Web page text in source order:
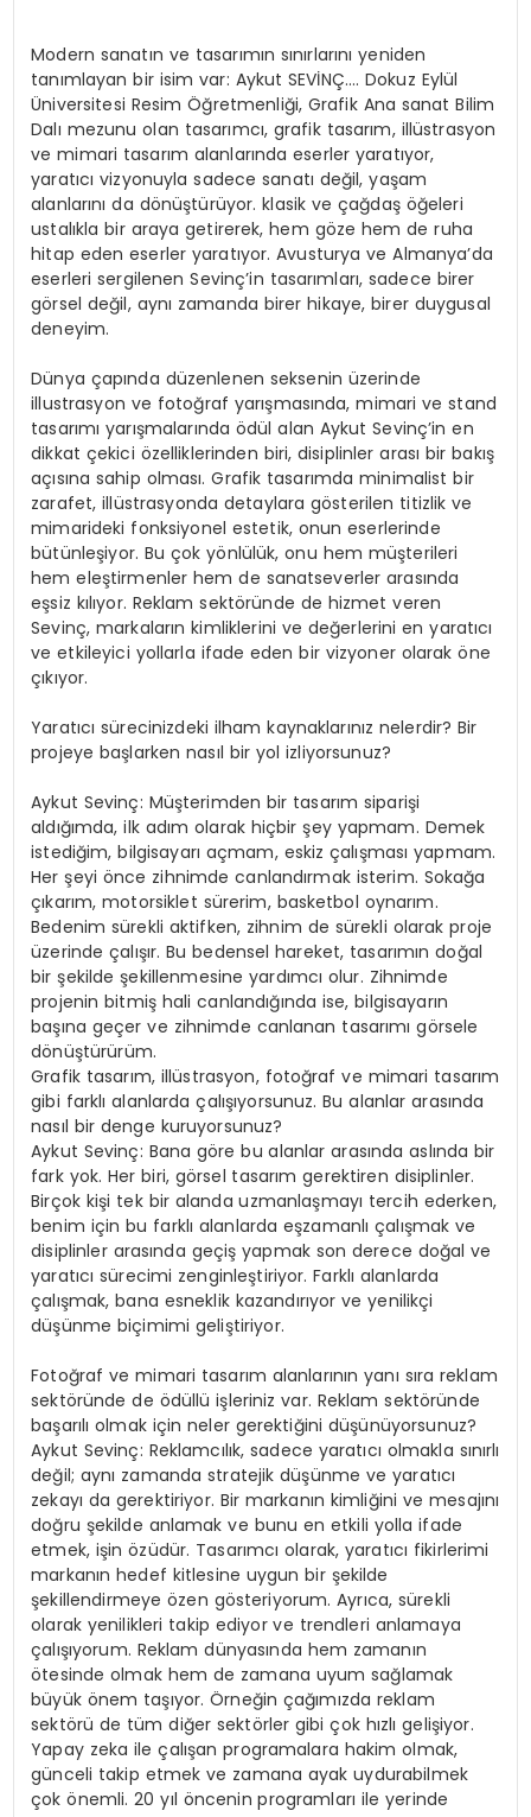
Modern sanatın ve tasarımın sınırlarını yeniden
tanımlayan bir isim var: Aykut SEVİNÇ…. Dokuz Eylül
Üniversitesi Resim Öğretmenliği, Grafik Ana sanat Bilim
Dalı mezunu olan tasarımcı, grafik tasarım, illüstrasyon
ve mimari tasarım alanlarında eserler yaratıyor,
yaratıcı vizyonuyla sadece sanatı değil, yaşam
alanlarını da dönüştürüyor. klasik ve çağdaş öğeleri
ustalıkla bir araya getirerek, hem göze hem de ruha
hitap eden eserler yaratıyor. Avusturya ve Almanya’da
eserleri sergilenen Sevinç’in tasarımları, sadece birer
görsel değil, aynı zamanda birer hikaye, birer duygusal
deneyim.
Dünya çapında düzenlenen seksenin üzerinde
illustrasyon ve fotoğraf yarışmasında, mimari ve stand
tasarımı yarışmalarında ödül alan Aykut Sevinç’in en
dikkat çekici özelliklerinden biri, disiplinler arası bir bakış
açısına sahip olması. Grafik tasarımda minimalist bir
zarafet, illüstrasyonda detaylara gösterilen titizlik ve
mimarideki fonksiyonel estetik, onun eserlerinde
bütünleşiyor. Bu çok yönlülük, onu hem müşterileri
hem eleştirmenler hem de sanatseverler arasında
eşsiz kılıyor. Reklam sektöründe de hizmet veren
Sevinç, markaların kimliklerini ve değerlerini en yaratıcı
ve etkileyici yollarla ifade eden bir vizyoner olarak öne
çıkıyor.
Yaratıcı sürecinizdeki ilham kaynaklarınız nelerdir? Bir
projeye başlarken nasıl bir yol izliyorsunuz?
Aykut Sevinç: Müşterimden bir tasarım siparişi
aldığımda, ilk adım olarak hiçbir şey yapmam. Demek
istediğim, bilgisayarı açmam, eskiz çalışması yapmam.
Her şeyi önce zihnimde canlandırmak isterim. Sokağa
çıkarım, motorsiklet sürerim, basketbol oynarım.
Bedenim sürekli aktifken, zihnim de sürekli olarak proje
üzerinde çalışır. Bu bedensel hareket, tasarımın doğal
bir şekilde şekillenmesine yardımcı olur. Zihnimde
projenin bitmiş hali canlandığında ise, bilgisayarın
başına geçer ve zihnimde canlanan tasarımı görsele
dönüştürürüm.
Grafik tasarım, illüstrasyon, fotoğraf ve mimari tasarım
gibi farklı alanlarda çalışıyorsunuz. Bu alanlar arasında
nasıl bir denge kuruyorsunuz?
Aykut Sevinç: Bana göre bu alanlar arasında aslında bir
fark yok. Her biri, görsel tasarım gerektiren disiplinler.
Birçok kişi tek bir alanda uzmanlaşmayı tercih ederken,
benim için bu farklı alanlarda eşzamanlı çalışmak ve
disiplinler arasında geçiş yapmak son derece doğal ve
yaratıcı sürecimi zenginleştiriyor. Farklı alanlarda
çalışmak, bana esneklik kazandırıyor ve yenilikçi
düşünme biçimimi geliştiriyor.
Fotoğraf ve mimari tasarım alanlarının yanı sıra reklam
sektöründe de ödüllü işleriniz var. Reklam sektöründe
başarılı olmak için neler gerektiğini düşünüyorsunuz?
Aykut Sevinç: Reklamcılık, sadece yaratıcı olmakla sınırlı
değil; aynı zamanda stratejik düşünme ve yaratıcı
zekayı da gerektiriyor. Bir markanın kimliğini ve mesajını
doğru şekilde anlamak ve bunu en etkili yolla ifade
etmek, işin özüdür. Tasarımcı olarak, yaratıcı fikirlerimi
markanın hedef kitlesine uygun bir şekilde
şekillendirmeye özen gösteriyorum. Ayrıca, sürekli
olarak yenilikleri takip ediyor ve trendleri anlamaya
çalışıyorum. Reklam dünyasında hem zamanın
ötesinde olmak hem de zamana uyum sağlamak
büyük önem taşıyor. Örneğin çağımızda reklam
sektörü de tüm diğer sektörler gibi çok hızlı gelişiyor.
Yapay zeka ile çalışan programalara hakim olmak,
günceli takip etmek ve zamana ayak uydurabilmek
çok önemli. 20 yıl öncenin programları ile yerinde